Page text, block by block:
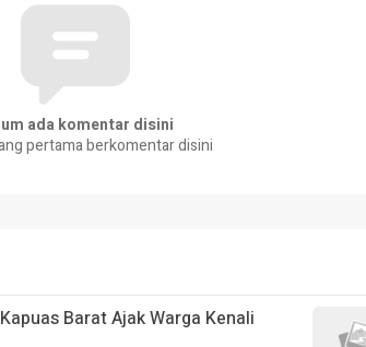
ada komentar disini
pertama berkomentar disini
Barat Ajak Warga Kenali